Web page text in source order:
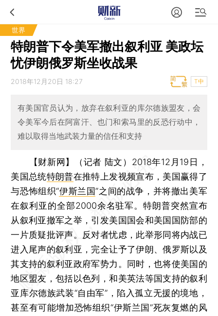
世界
特朗普下令美军撤出叙利亚 美政坛
忧伊朗俄罗斯坐收战果
2018年12月20日 18:27 T中
有美国官员认为，放弃在叙利亚的库尔德族盟友，会
令美军今后在阿富汗、也门和索马里的反恐行动中，
难以取得当地武装力量的信任和支持
【财新网】（记者 陆文） 2018年12月19日，
美国总统特朗普在推特上发视频宣布，美国赢得了
与恐怖组织“伊斯兰国”之间的战争，并将撤出美军
在叙利亚的全部2000余名驻军。特朗普突然宣布
从叙利亚撤军之举，引发美国国会和美国国防部的
一片质疑批评声。反对者忧虑，此举形同将内战已
进入尾声的叙利亚，完全让予了伊朗、俄罗斯以及
其支持的叙利亚政府军势力。同时，也将使美国的
地区盟友，包括以色列，和美英法等国支持的叙利
亚库尔德族武装“自由军”，陷入孤立无援的境地，
甚至有可能增加恐怖组织“伊斯兰国”死灰复燃的风